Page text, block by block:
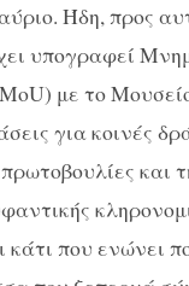
Ήδη, προς
υπογραφεί
με το
για κοινές
και
κάτι που ενώνει